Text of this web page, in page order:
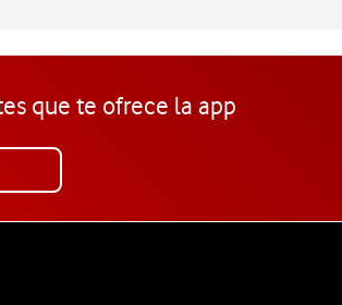
que te ofrece la app